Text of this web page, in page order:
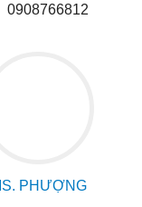
0908766812
PHƯỢNG